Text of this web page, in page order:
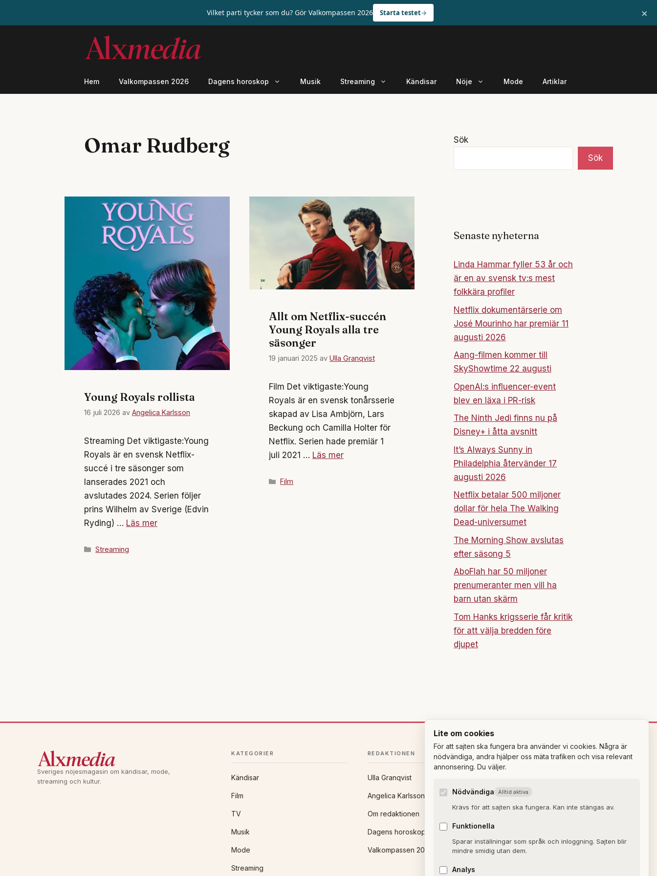
Hem Valkompassen 2026 Dagens horoskop Musik Streaming Kändisar Nöje Mode Artiklar
Omar Rudberg
Young Royals rollista
16 juli 2026 av Angelica Karlsson
Streaming Det viktigaste:Young
Royals är en svensk Netflix-
succé i tre säsonger som
lanserades 2021 och
avslutades 2024. Serien följer
prins Wilhelm av Sverige (Edvin
Ryding) … Läs mer
Kategorier
Streaming
Allt om Netflix-succén
Young Royals alla tre
säsonger
19 januari 2025 av Ulla Granqvist
Film Det viktigaste:Young
Royals är en svensk tonårsserie
skapad av Lisa Ambjörn, Lars
Beckung och Camilla Holter för
Netflix. Serien hade premiär 1
juli 2021 … Läs mer
Kategorier
Film
Sök
Sök
Senaste nyheterna
Linda Hammar fyller 53 år och
är en av svensk tv:s mest
folkkära profiler
Netflix dokumentärserie om
José Mourinho har premiär 11
augusti 2026
Aang-filmen kommer till
SkyShowtime 22 augusti
OpenAI:s influencer-event
blev en läxa i PR-risk
The Ninth Jedi finns nu på
Disney+ i åtta avsnitt
It’s Always Sunny in
Philadelphia återvänder 17
augusti 2026
Netflix betalar 500 miljoner
dollar för hela The Walking
Dead-universumet
The Morning Show avslutas
efter säsong 5
AboFlah har 50 miljoner
prenumeranter men vill ha
barn utan skärm
Tom Hanks krigsserie får kritik
för att välja bredden före
djupet
Sveriges nöjesmagasin om kändisar, mode,
streaming och kultur.
KATEGORIER
Kändisar
Film
TV
Musik
Mode
Streaming
REDAKTIONEN
Ulla Granqvist
Angelica Karlsson
Om redaktionen
Dagens horoskop
Valkompassen 2026
OM SAJTEN
Kontakta oss
Nyhetsbrev
Cookiepolicy
Vilket parti tycker som du? Gör Valkompassen 2026 Starta testet ×
Lite om cookies
För att sajten ska fungera bra använder vi cookies. Några är
nödvändiga, andra hjälper oss mäta trafiken och visa relevant
annonsering. Du väljer.
Nödvändiga Alltid aktiva
Krävs för att sajten ska fungera. Kan inte stängas av.
Funktionella
Sparar inställningar som språk och inloggning. Sajten blir
mindre smidig utan dem.
Analys